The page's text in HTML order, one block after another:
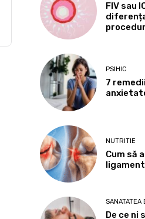
FIV sau
PSIHIC
7
NUTRITIE
Cum să
SANATATEA
De ce ni